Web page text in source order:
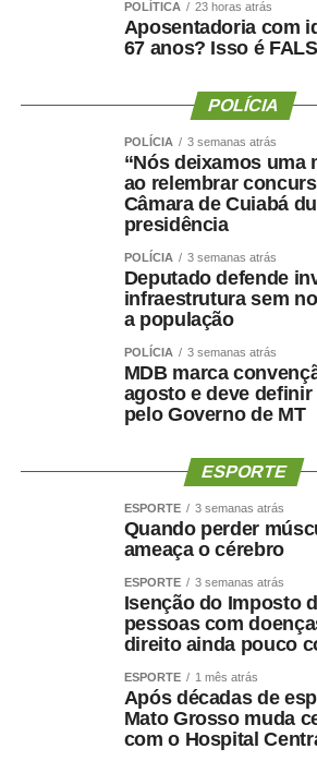
multa será em
valor máximo.
segundo a
2020, da ANTT
infrações em 6
Suspensão
Registro
Transportador
Cargas
suspensões de
registro em 2
2026, essa
duas
A lei prevê que os administradores e
empresas poderão sofrer os efeitos
haja fraude ou abuso na contratação.
Já quem contratar o transportador
do piso mínimo, mas não quitar o
poderá ser obrigado a:
pagar o valor devido atualizado;
POLÍTICA 23 horas atrás
Aposentadoria com
67 anos? Isso é
POLÍCIA
POLÍCIA 3 semanas atrás
“Nós deixamos uma
ao relembrar
Câmara de Cuiabá
presidência
POLÍCIA 3 semanas atrás
Deputado defende
infraestrutura sem
a população
POLÍCIA 3 semanas atrás
MDB marca
agosto e deve
pelo Governo de MT
ESPORTE
ESPORTE 3 semanas atrás
Quando perder
ameaça o cérebro
ESPORTE 3 semanas atrás
Isenção do Imposto
pessoas com
direito ainda pouco
ESPORTE 1 mês atrás
Após décadas de
Mato Grosso muda
com o Hospital